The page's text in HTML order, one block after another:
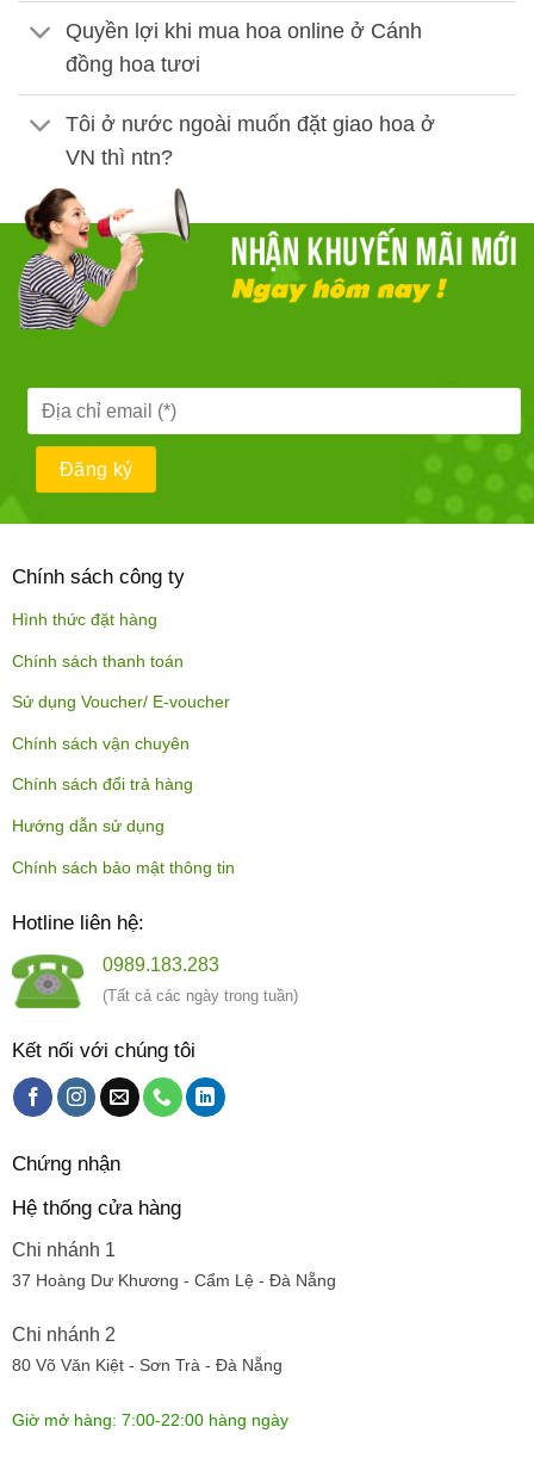
Quyền lợi khi mua hoa online ở Cánh
đồng hoa tươi
Tôi ở nước ngoài muốn đặt giao hoa ở
VN thì ntn?
Chính sách công ty
Hình thức đặt hàng
Chính sách thanh toán
Sử dụng Voucher/ E-voucher
Chính sách vận chuyên
Chính sách đổi trả hàng
Hướng dẫn sử dụng
Chính sách bảo mật thông tin
Hotline liên hệ:
0989.183.283
(Tất cả các ngày trong tuần)
Kết nối với chúng tôi
Chứng nhận
Hệ thống cửa hàng
Chi nhánh 1
37 Hoàng Dư Khương - Cẩm Lệ - Đà Nẵng
Chi nhánh 2
80 Võ Văn Kiệt - Sơn Trà - Đà Nẵng
Giờ mở hàng: 7:00-22:00 hàng ngày